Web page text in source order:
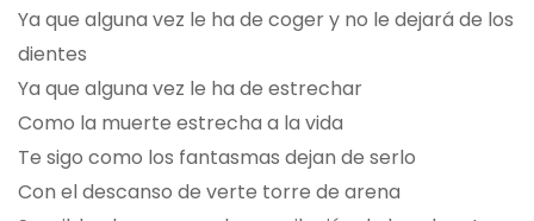
Ya que alguna vez le ha de coger y no le dejará de los
dientes
Ya que alguna vez le ha de estrechar
Como la muerte estrecha a la vida
Te sigo como los fantasmas dejan de serlo
Con el descanso de verte torre de arena